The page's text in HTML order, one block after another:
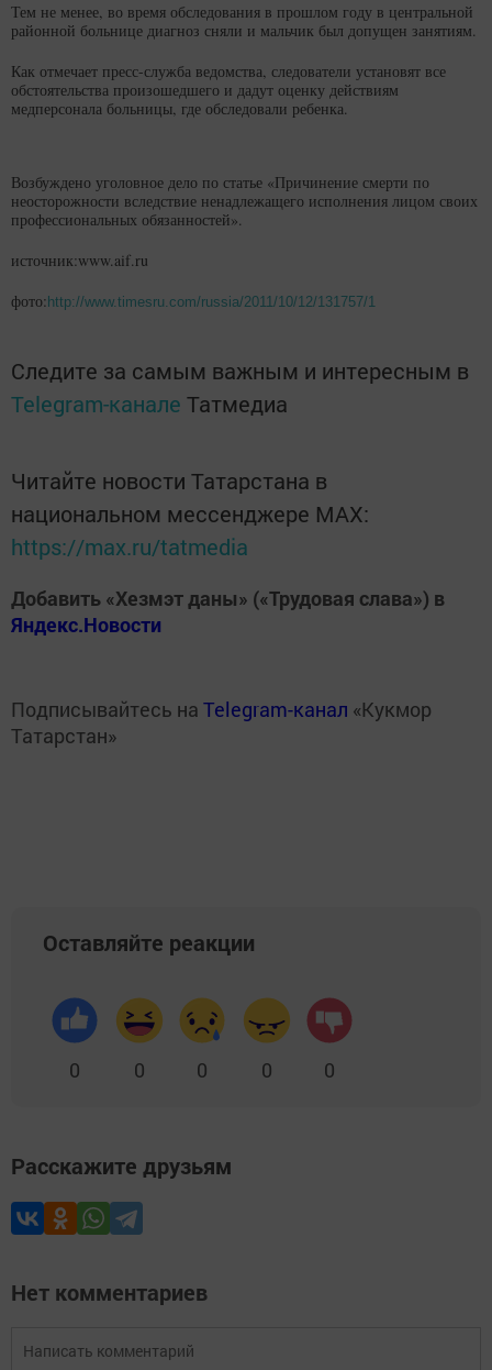
Тем не менее, во время обследования в прошлом году в центральной
районной больнице диагноз сняли и мальчик был допущен занятиям.
Как отмечает пресс-служба ведомства, следователи установят все
обстоятельства произошедшего и дадут оценку действиям
медперсонала больницы, где обследовали ребенка.
Возбуждено уголовное дело по статье «Причинение смерти по
неосторожности вследствие ненадлежащего исполнения лицом своих
профессиональных обязанностей».
источник:www.aif.ru
фото: http://www.timesru.com/russia/2011/10/12/131757/1
Следите за самым важным и интересным в
Telegram-канале Татмедиа
Читайте новости Татарстана в
национальном мессенджере MАХ:
https://max.ru/tatmedia
Добавить «Хезмэт даны» («Трудовая слава») в
Яндекс.Новости
Подписывайтесь на Telegram-канал «Кукмор
Татарстан»
Оставляйте реакции
0 0 0 0 0
Расскажите друзьям
Нет комментариев